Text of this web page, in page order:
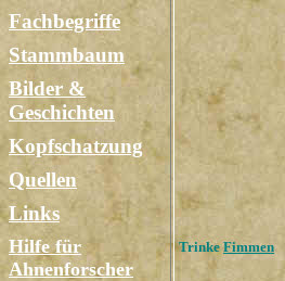
Fachbegriffe
Stammbaum
Bilder &
Geschichten
Kopfschatzung
Quellen
Links
Hilfe für
Ahnenforscher
Trinke Fimmen